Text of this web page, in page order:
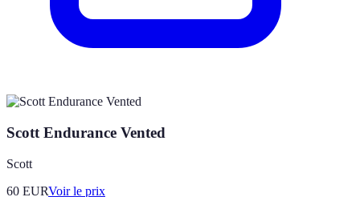
Scott Endurance Vented
Scott
60 EURVoir le prix